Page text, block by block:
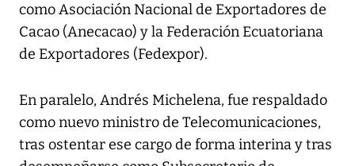
como Asociación Nacional de Exportadores de
Cacao (Anecacao) y la Federación Ecuatoriana
de Exportadores (Fedexpor).
En paralelo, Andrés Michelena, fue respaldado
como nuevo ministro de Telecomunicaciones,
tras ostentar ese cargo de forma interina y tras